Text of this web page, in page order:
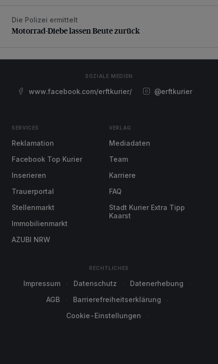
Motorrad-Diebe lassen Beute zurück
Die Polizei ermittelt
Motorrad-Diebe lassen Beute zurück
SOZIALE MEDIEN
www.facebook.com/erftkurier/ @erftkurier
SERVICES
Reklamation
Facebook Top Kurier
Inserieren
Trauerportal
Stellenmarkt
Immobilienmarkt
AZUBI NRW
VERLAG
Mediadaten
Team
Karriere
FAQ
Stadt Kurier Extra Tipp
Kaarst
RECHTLICHES
Impressum Datenschutz
Datenerhebung
AGB
Barrierefreiheitserklärung
Cookie-Einstellungen